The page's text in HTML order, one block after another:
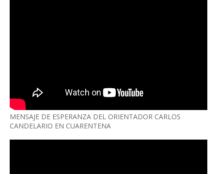
MENSAJE DE ESPERANZA DEL ORIENTADOR CARLOS
CANDELARIO EN CUARENTENA